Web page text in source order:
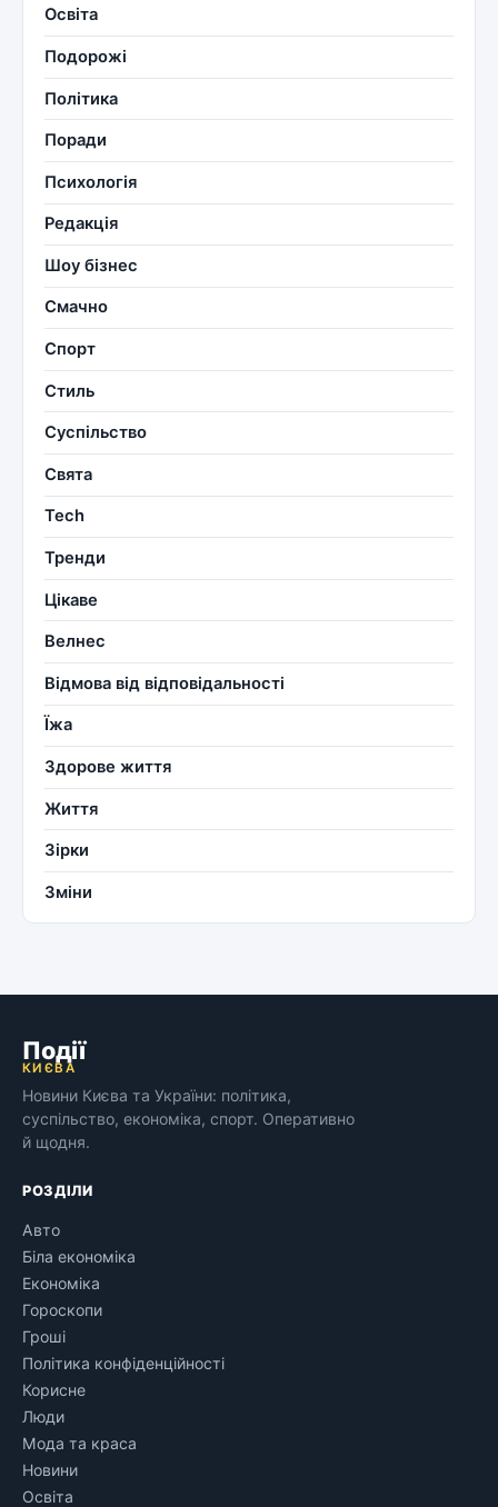
Освіта
Подорожі
Політика
Поради
Психологія
Редакція
Шоу бізнес
Смачно
Спорт
Стиль
Суспільство
Свята
Tech
Тренди
Цікаве
Велнес
Відмова від відповідальності
Їжа
Здорове життя
Життя
Зірки
Зміни
Події
КИЄВА
Новини Києва та України: політика,
суспільство, економіка, спорт. Оперативно
й щодня.
РОЗДІЛИ
Авто
Біла економіка
Економіка
Гороскопи
Гроші
Політика конфіденційності
Корисне
Люди
Мода та краса
Новини
Освіта